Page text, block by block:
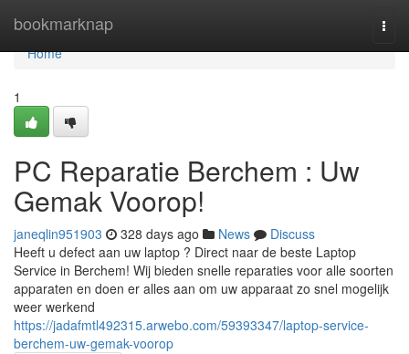
bookmarknap
Home
Home
1
PC Reparatie Berchem : Uw
Gemak Voorop!
janeqlin951903 328 days ago News
Discuss
Heeft u defect aan uw laptop ? Direct naar de beste Laptop
Service in Berchem! Wij bieden snelle reparaties voor alle soorten
apparaten en doen er alles aan om uw apparaat zo snel mogelijk
weer werkend
https://jadafmtl492315.arwebo.com/59393347/laptop-service-
berchem-uw-gemak-voorop